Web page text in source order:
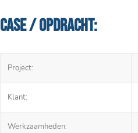
Case / Opdracht:
Project:
Klant:
Werkzaamheden: